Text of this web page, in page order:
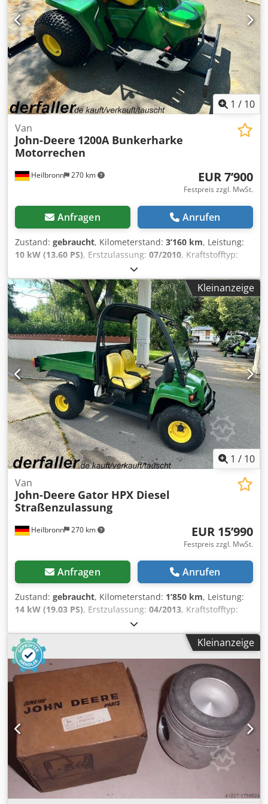
1 / 10
Heilbronn 270 km
Van
John-Deere 1200A Bunkerharke
Motorrechen
EUR 7’900
Festpreis zzgl. MwSt.
Anfragen Anrufen
Zustand: gebraucht, Kilometerstand: 3’160 km, Leistung:
10 kW (13.60 PS), Erstzulassung: 07/2010, Kraftstofftyp:
, Getriebetyp:
Sonstige, Anzahl der Sitzplätze:1, Betriebsstunden:3’160
h, , Benzin Automatik 1 Sitzplatz 10,1 kW 401 cm³ Baujahr
ca. 2010 3.160 Betriebsstunden FÜR UNS IST DER ZUSTAND
UND DAS BAUCHGEFÜHL ENTSCHEIDEND, DER PREIS STEHT
AN ZWEITER STELLE. Bei weiteren Fragen steht Ihnen gerne
Herr Faller unter der Nummer zur Verfügung. //*TAUSCH,
INZAHLUNGNAHME ODER BELEIHUNG IHRES FAHRZEUGES,
SOWIE FINANZIERUNG MÖGLICH! Alle Angaben ohne
Gewähr* Weitere Angebote finden Sie auf unserer
Homepage: Die Beschreibung und angegebenen Daten
stellen keine Zusicherung dar und sind nicht verbindlich.
Verbindlich ist der Kaufvertrag der im Autohaus bei Kauf
des Fahrzeuges abgeschlossen wird. Irrtümer und
Zwischenverkauf vorbehalten! Djdpfxozggk Tj Ahkock
Kleinanzeige
1 / 10
Heilbronn 270 km
Van
John-Deere Gator HPX Diesel
Straßenzulassung
EUR 15’990
Festpreis zzgl. MwSt.
Anfragen Anrufen
Zustand: gebraucht, Kilometerstand: 1’850 km, Leistung:
14 kW (19.03 PS), Erstzulassung: 04/2013, Kraftstofftyp:
1’385 kg
mechanisch, Federung:Sonstige, Anzahl der Sitzplätze:2,
Betriebsstunden:
Allradantrieb,
Anhängerkupplung, 1. Hand, Straßenzulassung
Erstzulassung 10.04.2013 14 kW 854 cm³ 1.850
Betriebsstunden Diesel Allrad Höchstgeschwindigkeit 40
km/h Anhängerkupplung kippbare Pritsche 2 Sitzplätze 1.
Hand zulässiges Gesamtgewicht 1.385 kg FÜR UNS IST DER
ZUSTAND UND DAS BAUCHGEFÜHL ENTSCHEIDEND, DER
PREIS STEHT AN ZWEITER STELLE. Bei weiteren Fragen
steht Ihnen gerne Herr Faller unter der Nummer zur
Verfügung. //*TAUSCH, INZAHLUNGNAHME ODER
BELEIHUNG IHRES FAHRZEUGES, SOWIE FINANZIERUNG
MÖGLICH!Alle Angaben ohne Gewähr* Weitere Angebote
finden Sie auf unserer Homepage: Die Beschreibung und
Kleinanzeige